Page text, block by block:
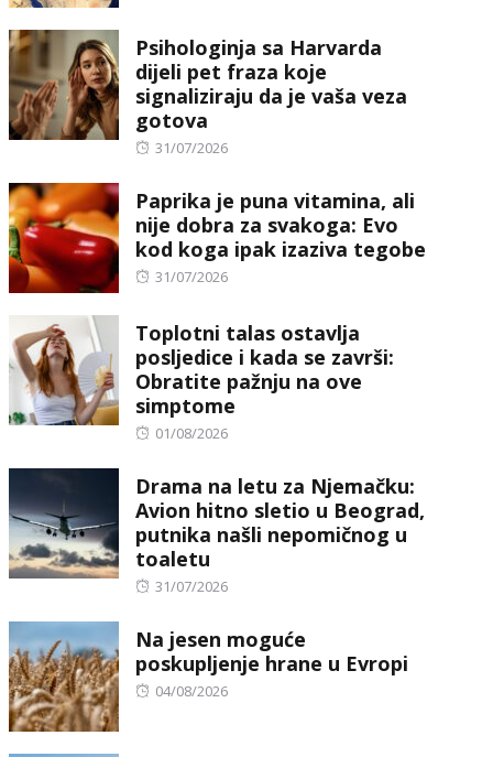
Psihologinja sa Harvarda
dijeli pet fraza koje
signaliziraju da je vaša veza
gotova
Posted
31/07/2026
Paprika je puna vitamina, ali
nije dobra za svakoga: Evo
kod koga ipak izaziva tegobe
Posted
31/07/2026
Toplotni talas ostavlja
posljedice i kada se završi:
Obratite pažnju na ove
simptome
Posted
01/08/2026
Drama na letu za Njemačku:
Avion hitno sletio u Beograd,
putnika našli nepomičnog u
toaletu
Posted
31/07/2026
Na jesen moguće
poskupljenje hrane u Evropi
Posted
04/08/2026